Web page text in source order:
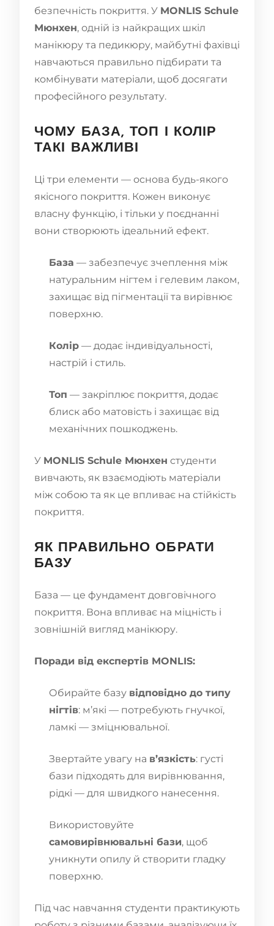
безпечність покриття. У MONLIS Schule
Мюнхен, одній із найкращих шкіл
манікюру та педикюру, майбутні фахівці
навчаються правильно підбирати та
комбінувати матеріали, щоб досягати
професійного результату.
ЧОМУ БАЗА, ТОП І КОЛІР
ТАКІ ВАЖЛИВІ
Ці три елементи — основа будь-якого
якісного покриття. Кожен виконує
власну функцію, і тільки у поєднанні
вони створюють ідеальний ефект.
База — забезпечує зчеплення між
натуральним нігтем і гелевим лаком,
захищає від пігментації та вирівнює
поверхню.
Колір — додає індивідуальності,
настрій і стиль.
Топ — закріплює покриття, додає
блиск або матовість і захищає від
механічних пошкоджень.
У MONLIS Schule Мюнхен студенти
вивчають, як взаємодіють матеріали
між собою та як це впливає на стійкість
покриття.
ЯК ПРАВИЛЬНО ОБРАТИ
БАЗУ
База — це фундамент довговічного
покриття. Вона впливає на міцність і
зовнішній вигляд манікюру.
Поради від експертів MONLIS:
Обирайте базу відповідно до типу
нігтів: м’які — потребують гнучкої,
ламкі — зміцнювальної.
Звертайте увагу на в’язкість: густі
бази підходять для вирівнювання,
рідкі — для швидкого нанесення.
Використовуйте
самовирівнювальні бази, щоб
уникнути опилу й створити гладку
поверхню.
Під час навчання студенти практикують